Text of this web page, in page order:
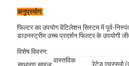
अनुप्रयोग:
फिल्टर का उपयोग वेंटिलेशन सिस्टम में पूर्व-
डाउनस्ट्रीम उच्च प्रदर्शन फिल्टर के उपयोगी
विशेष विवरण:
वास्तविक
रेटेड एयरफ्लो